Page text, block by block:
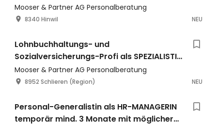
Mooser & Partner AG Personalberatung
8340 Hinwil NEU
Lohnbuchhaltungs- und
Sozialversicherungs-Profi als SPEZIALISTIN
PAYROLL 80 – 100 % (m/w)
Mooser & Partner AG Personalberatung
8952 Schlieren (Region) NEU
Personal-Generalistin als HR-MANAGERIN
temporär mind. 3 Monate mit möglicher